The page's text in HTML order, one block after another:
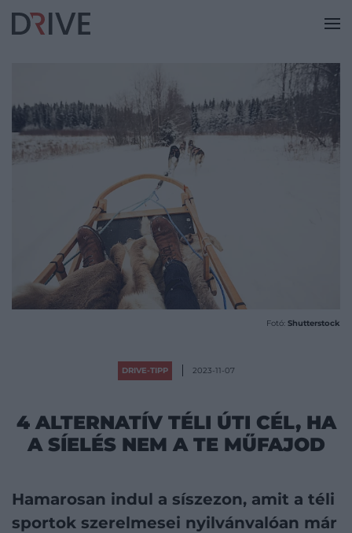
Fotó: Shutterstock
DRIVE-TIPP 2023-11-07
4 ALTERNATÍV TÉLI ÚTI CÉL, HA
A SÍELÉS NEM A TE MŰFAJOD
Hamarosan indul a síszezon, amit a téli
sportok szerelmesei nyilvánvalóan már